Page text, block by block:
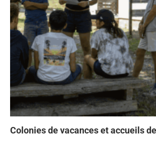
Colonies de vacances et accueils